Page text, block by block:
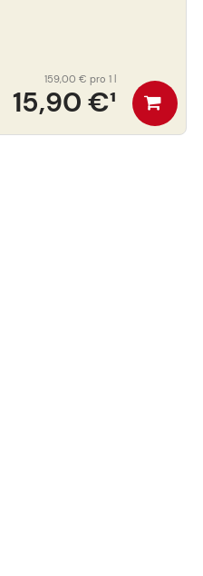
15,90 €¹
159,00 € pro 1 l